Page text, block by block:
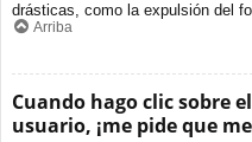
drásticas, como la expulsión del
Arriba
Cuando hago clic sobre
usuario, ¡me pide que